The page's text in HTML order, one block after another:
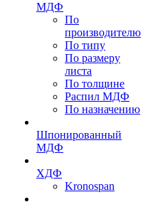
МДФ
По
производителю
По типу
По размеру
листа
По толщине
Распил МДФ
По назначению
Шпонированный
МДФ
ХДФ
Kronospan